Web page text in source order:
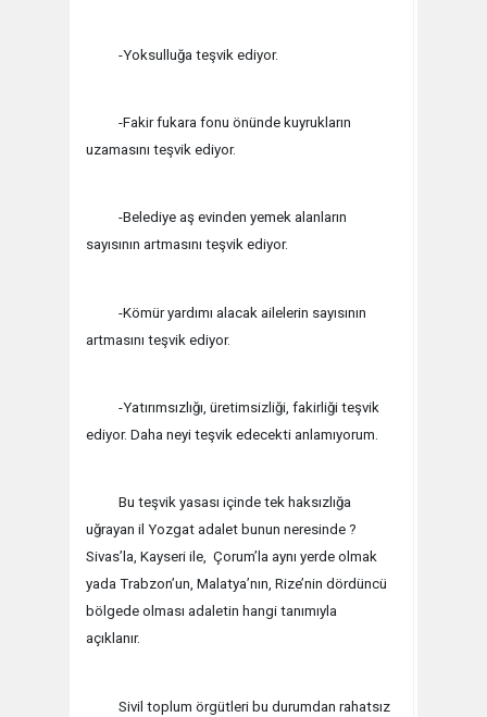
-Yoksulluğa teşvik ediyor.
-Fakir fukara fonu önünde kuyrukların
uzamasını teşvik ediyor.
-Belediye aş evinden yemek alanların
sayısının artmasını teşvik ediyor.
-Kömür yardımı alacak ailelerin sayısının
artmasını teşvik ediyor.
-Yatırımsızlığı, üretimsizliği, fakirliği teşvik
ediyor. Daha neyi teşvik edecekti anlamıyorum.
Bu teşvik yasası içinde tek haksızlığa
uğrayan il Yozgat adalet bunun neresinde ?
Sivas’la, Kayseri ile, Çorum’la aynı yerde olmak
yada Trabzon’un, Malatya’nın, Rize’nin dördüncü
bölgede olması adaletin hangi tanımıyla
açıklanır.
Sivil toplum örgütleri bu durumdan rahatsız